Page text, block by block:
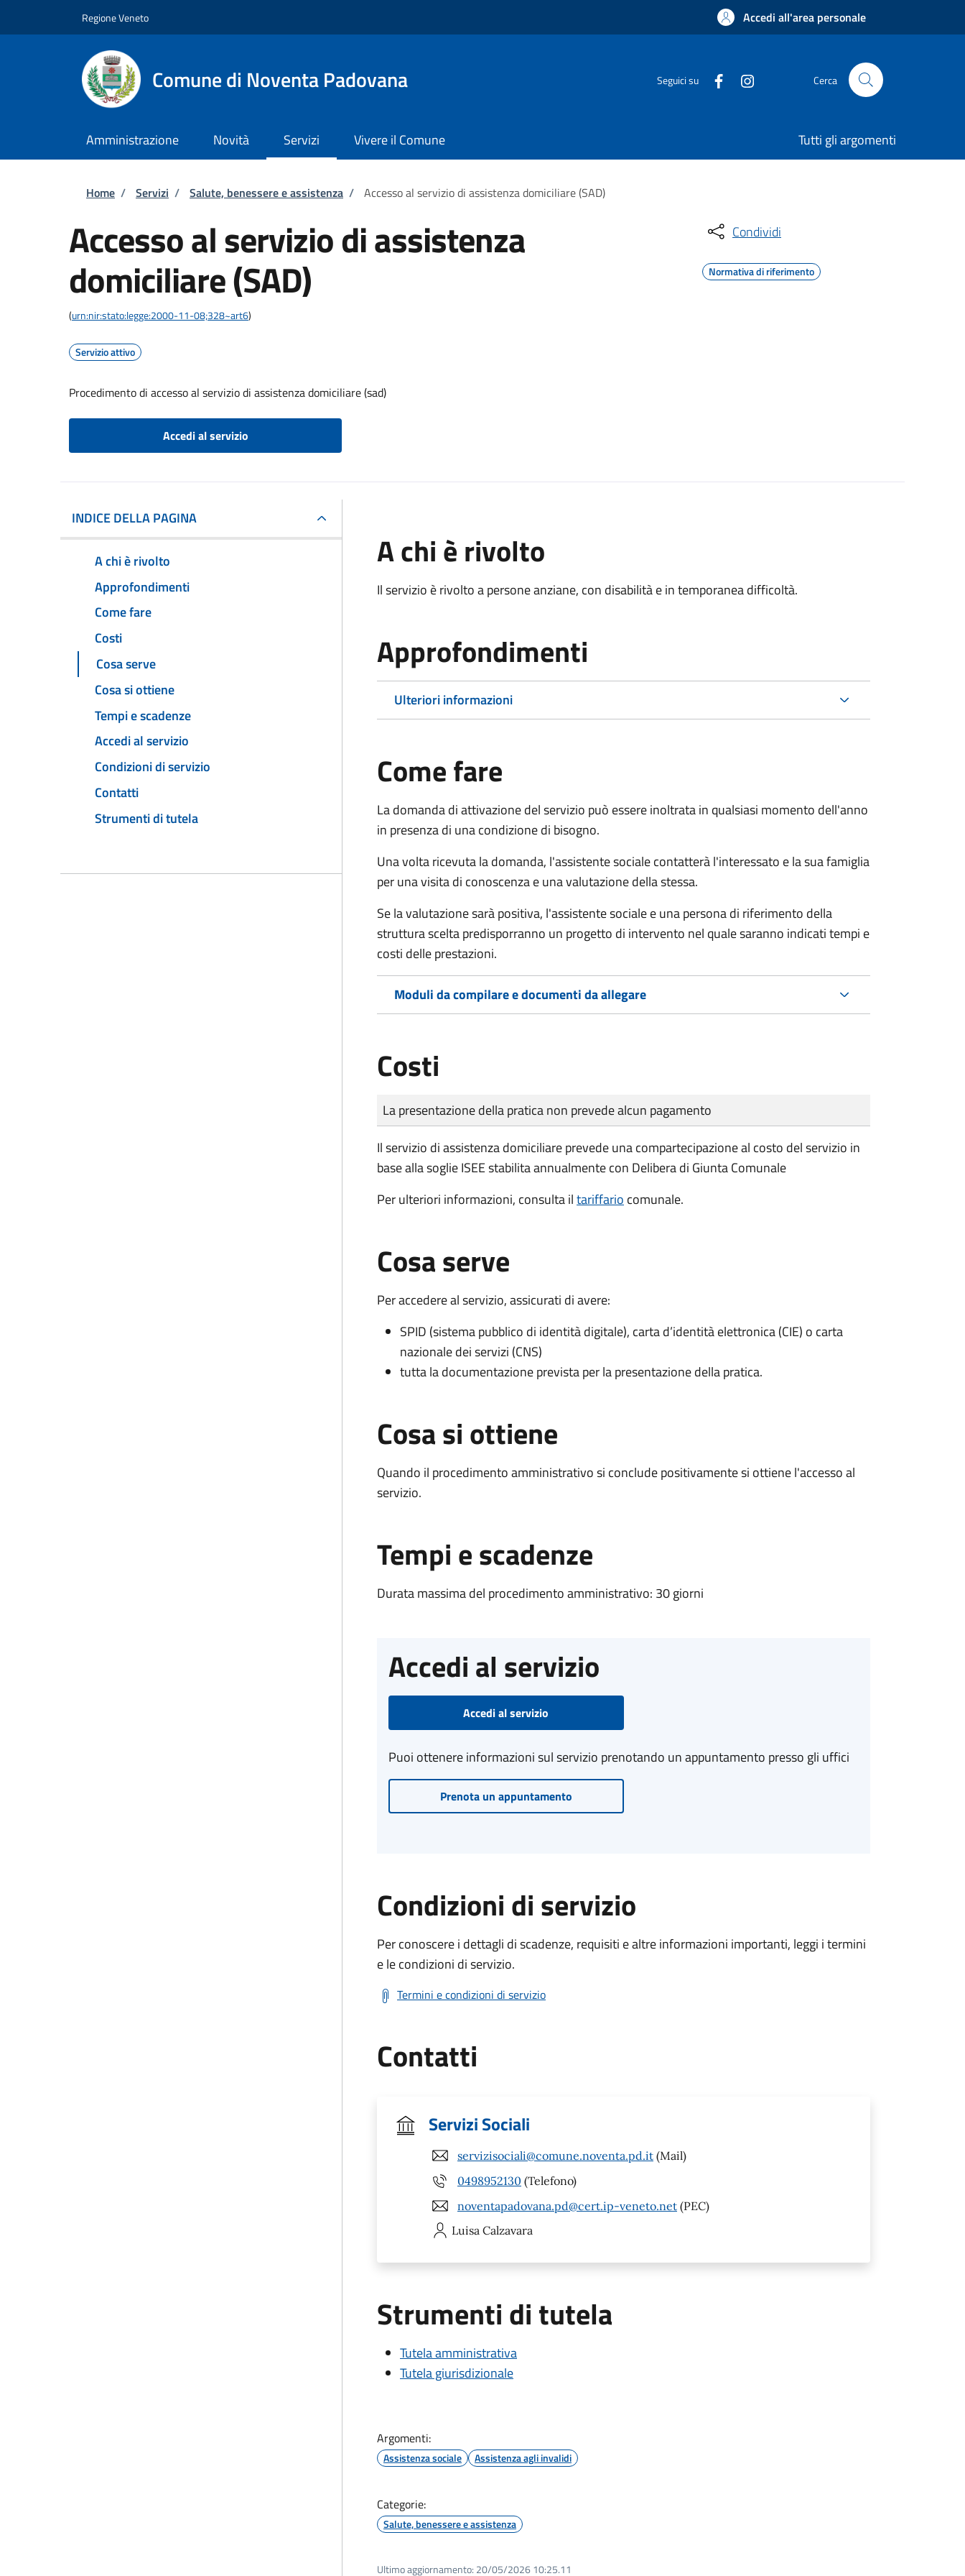
Regione Veneto Accedi all'area personale
Comune di Noventa Padovana Seguici su Cerca
Amministrazione Novità Servizi Vivere il Comune Tutti gli argomenti
Briciole di pane
Home / Servizi / Salute, benessere e assistenza / Accesso al servizio di assistenza domiciliare (SAD)
Accesso al servizio di assistenza
domiciliare (SAD)
(urn:nir:stato:legge:2000-11-08;328~art6)
Servizio attivo
Procedimento di accesso al servizio di assistenza domiciliare (sad)
Accedi al servizio
Condividi
Normativa di riferimento
INDICE DELLA PAGINA
A chi è rivolto
Approfondimenti
Come fare
Costi
Cosa serve
Cosa si ottiene
Tempi e scadenze
Accedi al servizio
Condizioni di servizio
Contatti
Strumenti di tutela
A chi è rivolto
Il servizio è rivolto a persone anziane, con disabilità e in temporanea difficoltà.
Approfondimenti
Ulteriori informazioni
Come fare
La domanda di attivazione del servizio può essere inoltrata in qualsiasi momento dell'anno
in presenza di una condizione di bisogno.
Una volta ricevuta la domanda, l'assistente sociale contatterà l'interessato e la sua famiglia
per una visita di conoscenza e una valutazione della stessa.
Se la valutazione sarà positiva, l'assistente sociale e una persona di riferimento della
struttura scelta predisporranno un progetto di intervento nel quale saranno indicati tempi e
costi delle prestazioni.
Moduli da compilare e documenti da allegare
Costi
Tipo di pagamento
Importo
La presentazione della pratica non prevede alcun pagamento
Il servizio di assistenza domiciliare prevede una compartecipazione al costo del servizio in
base alla soglie ISEE stabilita annualmente con Delibera di Giunta Comunale
Per ulteriori informazioni, consulta iltariffario comunale.
Cosa serve
Per accedere al servizio, assicurati di avere:
SPID (sistema pubblico di identità digitale), carta d’identità elettronica (CIE) o carta
nazionale dei servizi (CNS)
tutta la documentazione prevista per la presentazione della pratica.
Cosa si ottiene
Quando il procedimento amministrativo si conclude positivamente si ottiene l'accesso al
servizio.
Tempi e scadenze
Durata massima del procedimento amministrativo: 30 giorni
Accedi al servizio
Accedi al servizio
Puoi ottenere informazioni sul servizio prenotando un appuntamento presso gli uffici
Prenota un appuntamento
Condizioni di servizio
Per conoscere i dettagli di scadenze, requisiti e altre informazioni importanti, leggi i termini
e le condizioni di servizio.
Termini e condizioni di servizio
Contatti
Servizi Sociali
servizisociali@comune.noventa.pd.it (Mail)
0498952130 (Telefono)
noventapadovana.pd@cert.ip-veneto.net (PEC)
Luisa Calzavara
Strumenti di tutela
Tutela amministrativa
Tutela giurisdizionale
Argomenti:
Assistenza sociale Assistenza agli invalidi
Categorie:
Salute, benessere e assistenza
Ultimo aggiornamento: 20/05/2026 10:25.11